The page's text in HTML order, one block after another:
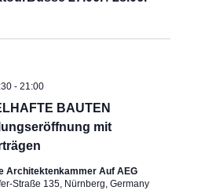
BAUTEN
mit
-21:00
Architektenkammer Auf AEG
Straße 135, Nürnberg, Germany